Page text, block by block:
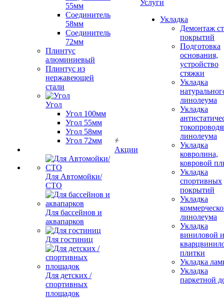
55мм
Соединитель
58мм
Соединитель
72мм
Плинтус
алюминиевый
Плинтус из
нержавеющей
стали
Угол
Угол 100мм
Угол 55мм
Угол 58мм
Угол 72мм
Для Автомойки/
СТО
Для бассейнов и
аквапарков
Для гостиниц
Для детских /
спортивных
площадок
Акции
Услуги
Укладка
Демонтаж
покрытий
Подготовка
основания,
устройство
стяжки
Укладка
линолеума
Укладка
линолеума
Укладка
ковролина,
ковровой
Укладка
спортивных
покрытий
Укладка
линолеума
Укладка
виниловой и
плитки
Укладка
Укладка
паркетной